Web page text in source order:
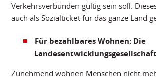
Verkehrsverbünden gültig sein soll.
auch als Sozialticket für das ganze Land
Für bezahlbares Wohnen: Die
Landesentwicklungsgesellschaft
Zunehmend wohnen Menschen nicht